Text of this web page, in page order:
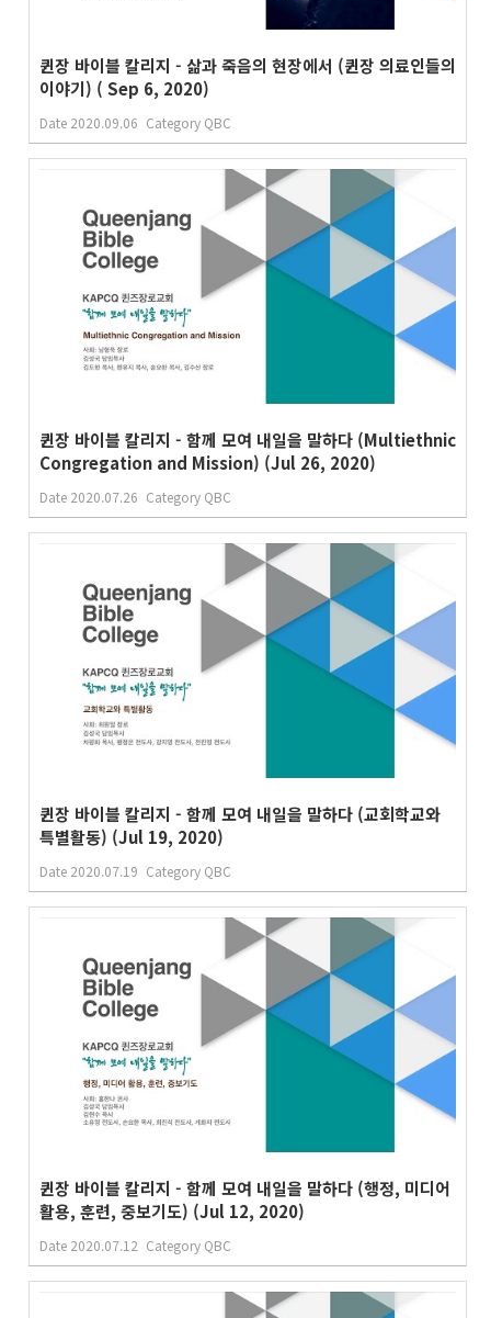
퀸장 바이블 칼리지 - 삶과 죽음의 현장에서 (퀸장 의료인들의
이야기) ( Sep 6, 2020)
Date 2020.09.06 Category QBC
퀸장 바이블 칼리지 - 함께 모여 내일을 말하다 (Multiethnic
Congregation and Mission) (Jul 26, 2020)
Date 2020.07.26 Category QBC
퀸장 바이블 칼리지 - 함께 모여 내일을 말하다 (교회학교와
특별활동) (Jul 19, 2020)
Date 2020.07.19 Category QBC
퀸장 바이블 칼리지 - 함께 모여 내일을 말하다 (행정, 미디어
활용, 훈련, 중보기도) (Jul 12, 2020)
Date 2020.07.12 Category QBC